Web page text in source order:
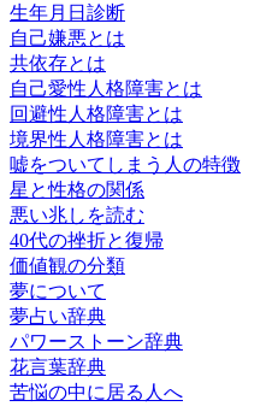
生年月日診断
自己嫌悪とは
共依存とは
自己愛性人格障害とは
回避性人格障害とは
境界性人格障害とは
嘘をついてしまう人の特徴
星と性格の関係
悪い兆しを読む
40代の挫折と復帰
価値観の分類
夢について
夢占い辞典
パワーストーン辞典
花言葉辞典
苦悩の中に居る人へ